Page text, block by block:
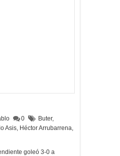
0 Buter,
Asis, Héctor Arrubarrena,
goleó 3-0 a